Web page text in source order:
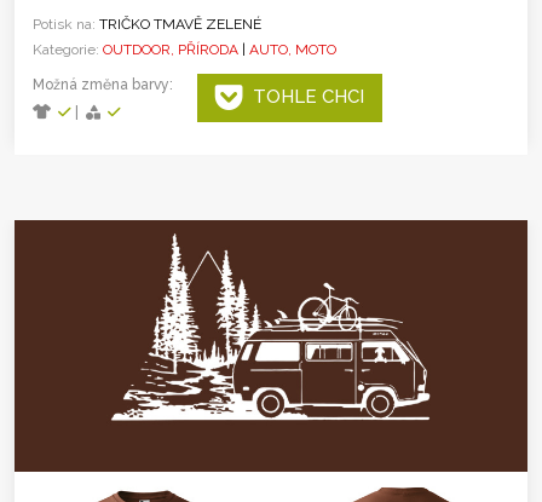
Potisk na: TRIČKO TMAVĚ ZELENÉ
Kategorie: OUTDOOR, PŘÍRODA AUTO, MOTO
Možná změna barvy:
TOHLE CHCI